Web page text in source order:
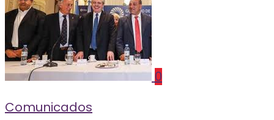
0
Comunicados